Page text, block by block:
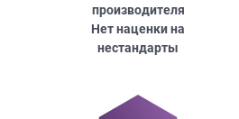
производителя
Нет наценки на
нестандарты